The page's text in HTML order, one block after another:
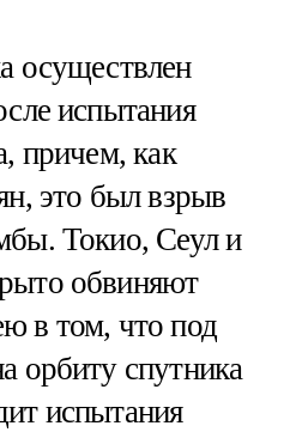
осуществлен
испытания
причем, как
это был взрыв
Токио, Сеул и
обвиняют
в том, что под
орбиту спутника
испытания